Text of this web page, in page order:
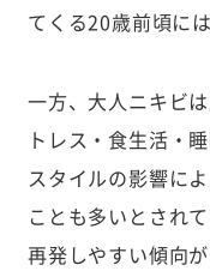
てくる20歳前頃に
一方、大人ニキビ
トレス・食生活・
スタイルの影響に
ことも多いとされ
再発しやすい傾向が